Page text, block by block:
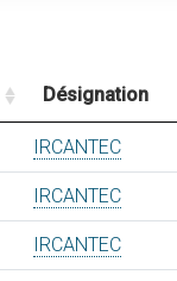
Désignation
IRCANTEC
IRCANTEC
IRCANTEC